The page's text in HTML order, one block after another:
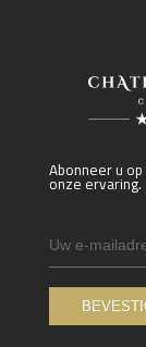
Abonneer u
onze ervaring.